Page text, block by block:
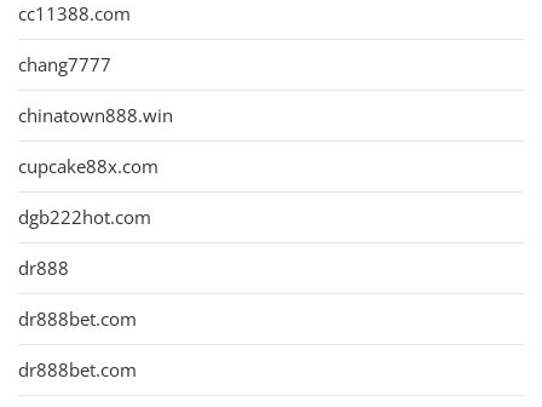
cc11388.com
chang7777
chinatown888.win
cupcake88x.com
dgb222hot.com
dr888
dr888bet.com
dr888bet.com